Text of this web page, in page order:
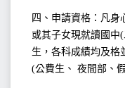
四、申請資格：凡身
或其子女現就讀國中
生，各科成績均及格
(公費生、 夜間部、